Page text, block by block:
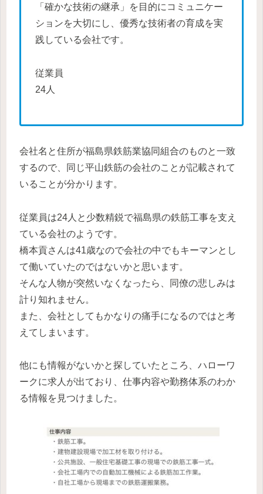
「確かな技術の継承」を目的にコミュニケー
ションを大切にし、優秀な技術者の育成を実
践している会社です。
従業員
24人
会社名と住所が福島県鉄筋業協同組合のものと一致
するので、同じ平山鉄筋の会社のことが記載されて
いることが分かります。
従業員は24人と少数精鋭で福島県の鉄筋工事を支え
ている会社のようです。
橋本貢さんは41歳なので会社の中でもキーマンとし
て働いていたのではないかと思います。
そんな人物が突然いなくなったら、同僚の悲しみは
計り知れません。
また、会社としてもかなりの痛手になるのではと考
えてしまいます。
他にも情報がないかと探していたところ、ハローワ
ークに求人が出ており、仕事内容や勤務体系のわか
る情報を見つけました。